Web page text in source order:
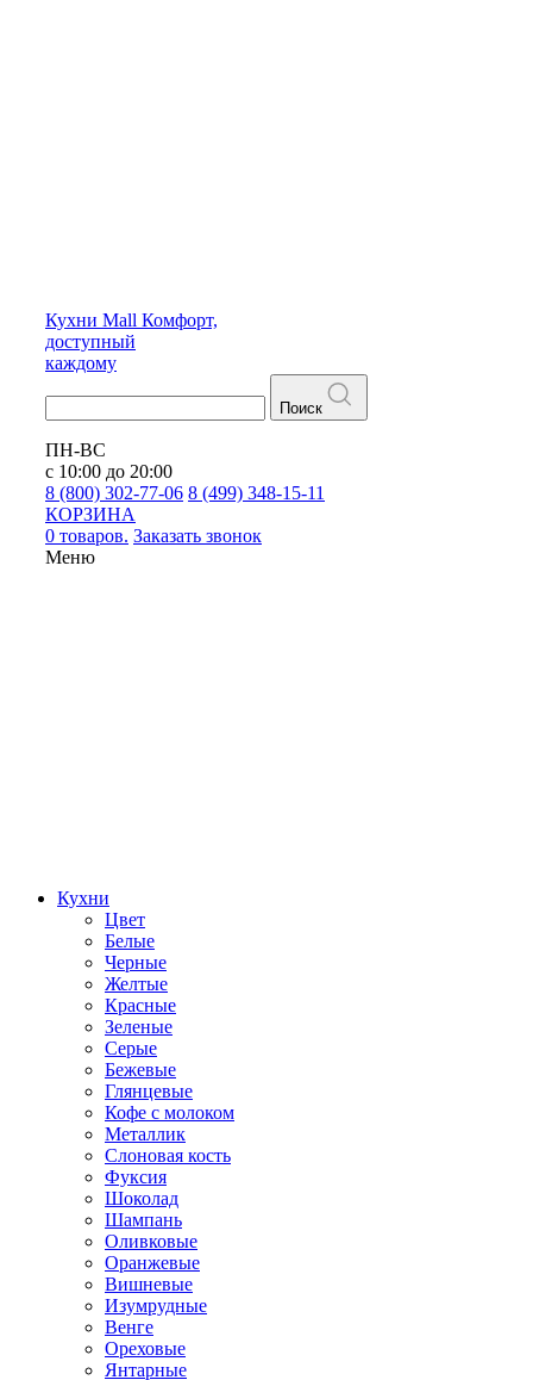
Кухни Mall Комфорт,
доступный
каждому
Поиск
ПН-ВС
с 10:00 до 20:00
8 (800) 302-77-06 8 (499) 348-15-11
КОРЗИНА
0 товаров. Заказать звонок
Меню
Кухни
Цвет
Белые
Черные
Желтые
Красные
Зеленые
Серые
Бежевые
Глянцевые
Кофе с молоком
Металлик
Слоновая кость
Фуксия
Шоколад
Шампань
Оливковые
Оранжевые
Вишневые
Изумрудные
Венге
Ореховые
Янтарные